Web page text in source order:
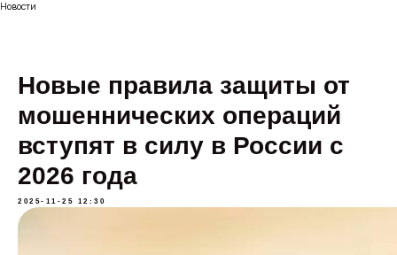
Новости
Новые правила защиты от
мошеннических операций
вступят в силу в России с
2026 года
2025-11-25 12:30